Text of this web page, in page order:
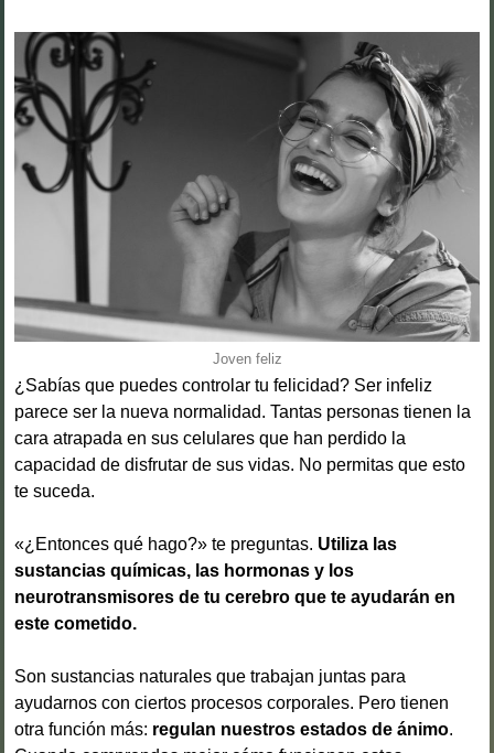
Joven feliz
¿Sabías que puedes controlar tu felicidad? Ser infeliz
parece ser la nueva normalidad. Tantas personas tienen la
cara atrapada en sus celulares que han perdido la
capacidad de disfrutar de sus vidas. No permitas que esto
te suceda.
«¿Entonces qué hago?» te preguntas. Utiliza las
sustancias químicas, las hormonas y los
neurotransmisores de tu cerebro que te ayudarán en
este cometido.
Son sustancias naturales que trabajan juntas para
ayudarnos con ciertos procesos corporales. Pero tienen
otra función más: regulan nuestros estados de ánimo.